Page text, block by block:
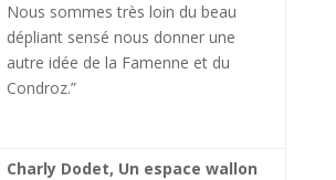
Nous sommes très loin du beau
dépliant sensé nous donner une
autre idée de la Famenne et du
Condroz.”
Charly Dodet, Un espace wallon